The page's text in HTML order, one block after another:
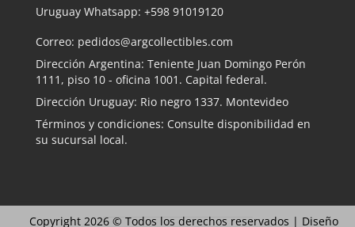
Uruguay Whatsapp: +598 91019120
Correo: pedidos@argcollectibles.com
Dirección Argentina: Teniente Juan Domingo Perón
1111, piso 10 - oficina 1001. Capital federal.
Dirección Uruguay: Rio negro 1337. Montevideo
Términos y condiciones: Consulte disponibilidad en
su sucursal local.
Copyright 2026 © Todos los derechos reservados | Diseño